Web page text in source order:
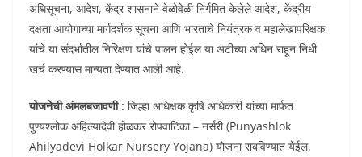
अधिसूचना, आदेश, केंद्र शासनाने वेळोवेळी निर्गमित केलेले आदेश, केंद्रीय
दक्षता आयोगाच्या मार्गदर्शक सूचना आणि भारताचे नियंत्रक व महालेखापरिक्षक
यांचे या संदर्भातील निरिक्षण यांचे पालन होईल या अटीच्या अधिन राहून निधी
खर्च करण्यास मान्यता देण्यात आली आहे.
योजनेची अंमलबजावणी : जिल्हा अधिक्षक कृषि अधिकारी यांच्या मार्फत
पुण्यश्लोक अहिल्यादेवी होळकर रोपवाटिका – नर्सरी (Punyashlok
Ahilyadevi Holkar Nursery Yojana) योजना राबविण्यात येईल.